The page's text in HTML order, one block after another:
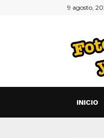
9 agosto,
INICIO